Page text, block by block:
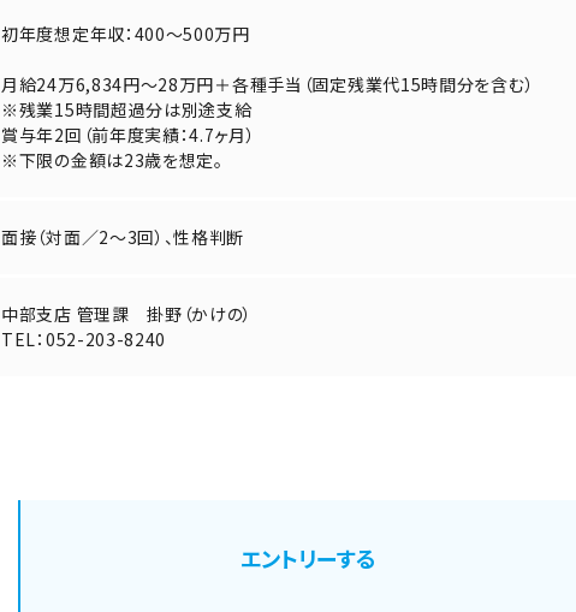
初年度想定年収：400～500万円
月給24万6,834円～28万円＋各種手当（固定残業代15時間分を含む）
※残業15時間超過分は別途支給
賞与年2回（前年度実績：4.7ヶ月）
※下限の金額は23歳を想定。
面接（対面／2～3回）、性格判断
中部支店 管理課 掛野（かけの）
TEL：052-203-8240
エントリーする